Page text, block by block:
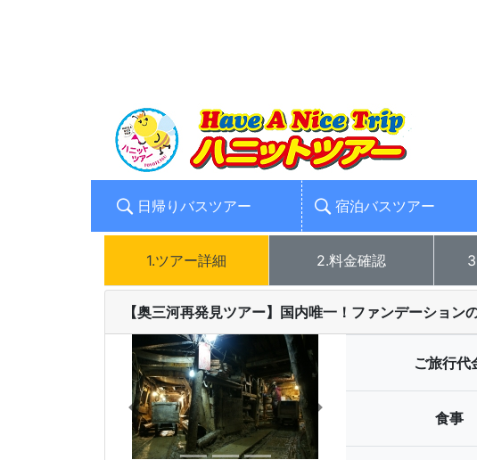
日帰りバスツアー 宿泊バスツアー
1.ツアー詳細 2.料金確認
【奥三河再発見ツアー】国内唯一！ファンデーショ
ご旅行代
食事